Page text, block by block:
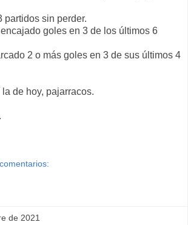
sin perder.
goles en 3 de los últimos 6
2 o más goles en 3 de sus últimos 4
de hoy, pajarracos.
de 2021